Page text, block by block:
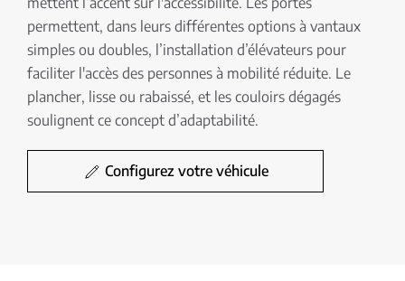
permettent, dans leurs différentes options à vantaux
simples ou doubles, l’installation d’élévateurs pour
faciliter l'accès des personnes à mobilité réduite. Le
plancher, lisse ou rabaissé, et les couloirs dégagés
soulignent ce concept d’adaptabilité.
Configurez votre véhicule